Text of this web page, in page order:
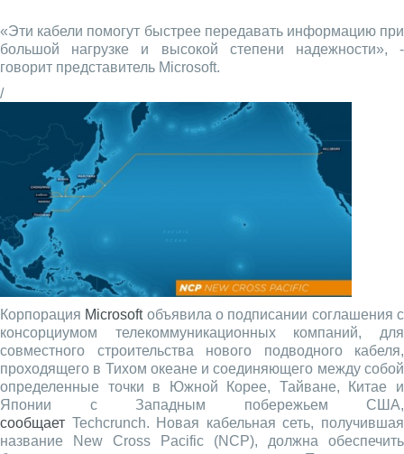
«Эти кабели помогут быстрее передавать информацию при
большой нагрузке и высокой степени надежности», -
говорит представитель Microsoft.
/
Корпорация Microsoftобъявила о подписании соглашения с
консорциумом телекоммуникационных компаний, для
совместного строительства нового подводного кабеля,
проходящего в Тихом океане и соединяющего между собой
определенные точки в Южной Корее, Тайване, Китае и
Японии с Западным побережьем США,
сообщает Techcrunch. Новая кабельная сеть, получившая
название New Cross Pacific (NCP), должна обеспечить